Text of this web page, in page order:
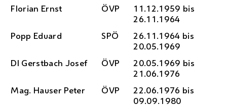
Florian Ernst
ÖVP
11.12.1959 bis
26.11.1964
Popp Eduard
SPÖ
26.11.1964 bis
20.05.1969
DI Gerstbach Josef ÖVP
20.05.1969 bis
21.06.1976
Mag. Hauser Peter ÖVP
22.06.1976 bis
09.09.1980